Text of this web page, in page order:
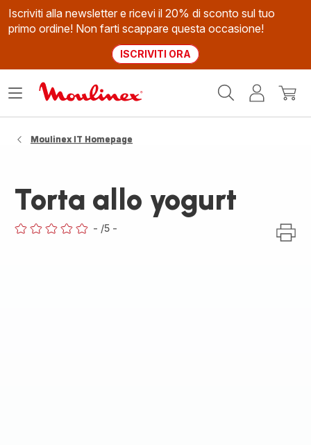
Iscriviti alla newsletter e ricevi il 20% di sconto sul tuo
primo ordine! Non farti scappare questa occasione!
ISCRIVITI ORA
Il
Apri
Moulinex IT Homepage
Torta allo yogurt
- /5 -